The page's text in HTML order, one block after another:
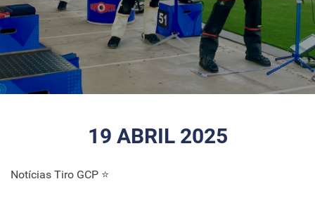
19 ABRIL 2025
Notícias Tiro GCP ⭐